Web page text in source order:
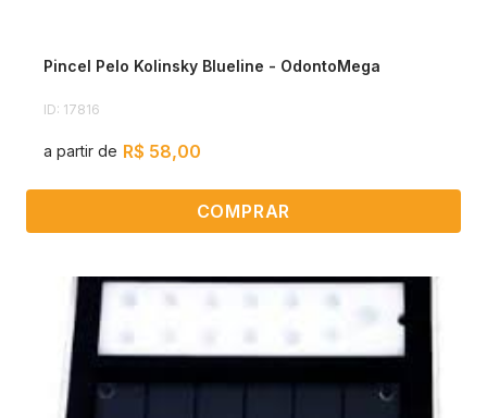
Pincel Pelo Kolinsky Blueline - OdontoMega
ID: 17816
a partir de R$ 58,00
COMPRAR